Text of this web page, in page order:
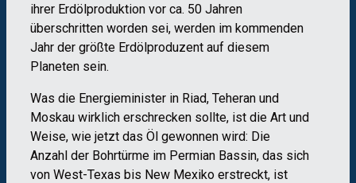
ihrer Erdölproduktion vor ca. 50 Jahren
überschritten worden sei, werden im kommenden
Jahr der größte Erdölproduzent auf diesem
Planeten sein.
Was die Energieminister in Riad, Teheran und
Moskau wirklich erschrecken sollte, ist die Art und
Weise, wie jetzt das Öl gewonnen wird: Die
Anzahl der Bohrtürme im Permian Bassin, das sich
von West-Texas bis New Mexiko erstreckt, ist